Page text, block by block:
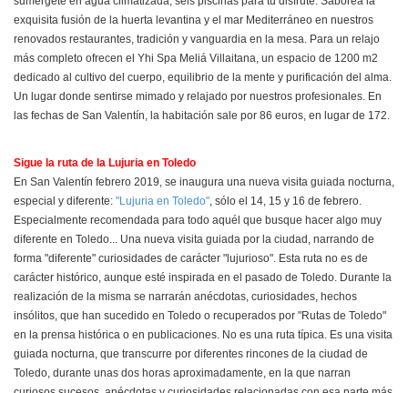
exquisita fusión de la huerta levantina y el mar Mediterráneo en nuestros
renovados restaurantes, tradición y vanguardia en la mesa. Para un relajo
más completo ofrecen el Yhi Spa Meliá Villaitana, un espacio de 1200 m2
dedicado al cultivo del cuerpo, equilibrio de la mente y purificación del alma.
Un lugar donde sentirse mimado y relajado por nuestros profesionales. En
las fechas de San Valentín, la habitación sale por 86 euros, en lugar de 172.
Sigue la ruta de la Lujuria en Toledo
En San Valentín febrero 2019, se inaugura una nueva visita guiada nocturna,
especial y diferente: "Lujuria en Toledo", sólo el 14, 15 y 16 de febrero.
Especialmente recomendada para todo aquél que busque hacer algo muy
diferente en Toledo... Una nueva visita guiada por la ciudad, narrando de
forma "diferente" curiosidades de carácter "lujurioso". Esta ruta no es de
carácter histórico, aunque esté inspirada en el pasado de Toledo. Durante la
realización de la misma se narrarán anécdotas, curiosidades, hechos
insólitos, que han sucedido en Toledo o recuperados por "Rutas de Toledo"
en la prensa histórica o en publicaciones. No es una ruta típica. Es una visita
guiada nocturna, que transcurre por diferentes rincones de la ciudad de
Toledo, durante unas dos horas aproximadamente, en la que narran